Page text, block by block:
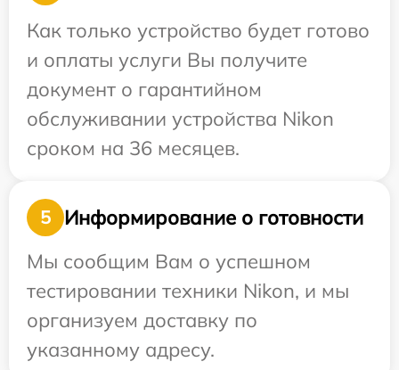
Как только устройство будет готово
и оплаты услуги Вы получите
документ о гарантийном
обслуживании устройства Nikon
сроком на 36 месяцев.
5
Информирование о готовности
Мы сообщим Вам о успешном
тестировании техники Nikon, и мы
организуем доставку по
указанному адресу.